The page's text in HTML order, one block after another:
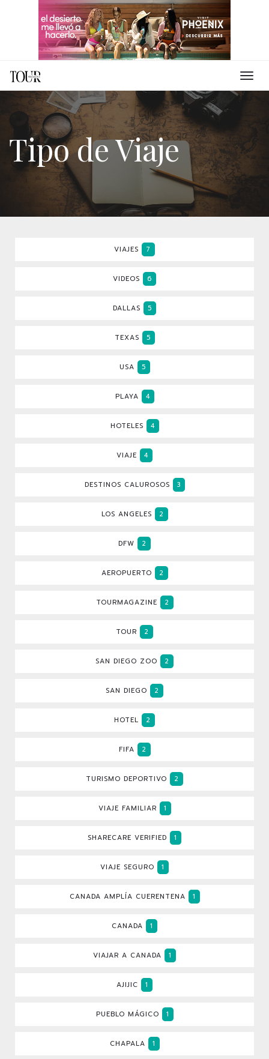
Tipo de Viaje
VIAJES 7
VIDEOS 6
DALLAS 5
TEXAS 5
USA 5
PLAYA 4
HOTELES 4
VIAJE 4
DESTINOS CALUROSOS 3
LOS ANGELES 2
DFW 2
AEROPUERTO 2
TOURMAGAZINE 2
TOUR 2
SAN DIEGO ZOO 2
SAN DIEGO 2
HOTEL 2
FIFA 2
TURISMO DEPORTIVO 2
VIAJE FAMILIAR 1
SHARECARE VERIFIED 1
VIAJE SEGURO 1
CANADA AMPLÍA CUERENTENA 1
CANADA 1
VIAJAR A CANADA 1
AJIJIC 1
PUEBLO MÁGICO 1
CHAPALA 1